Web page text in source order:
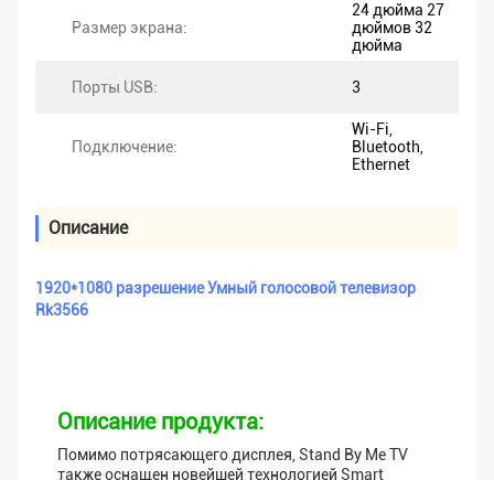
Размер экрана:
24 дюйма 27
дюймов 32
дюйма
Порты USB: 3
Подключение:
Wi-Fi,
Bluetooth,
Ethernet
Описание
1920*1080 разрешение Умный голосовой телевизор
Rk3566
Описание продукта:
Помимо потрясающего дисплея, Stand By Me TV
также оснащен новейшей технологией Smart